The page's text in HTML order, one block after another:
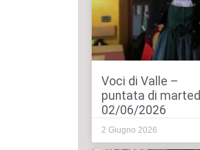
Voci di Valle –
puntata di
02/06/2026
2 Giugno 2026